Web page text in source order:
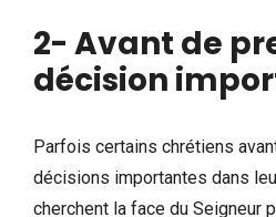
2- Avant de
décision
Parfois certains chrétiens
décisions importantes dans
cherchent la face du Seigneur